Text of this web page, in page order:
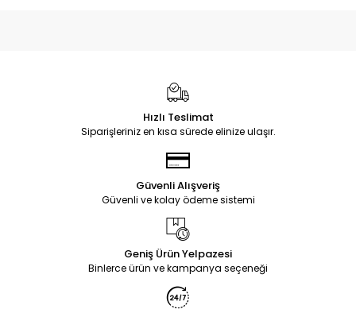
Hızlı Teslimat
Siparişleriniz en kısa sürede elinize ulaşır.
Güvenli Alışveriş
Güvenli ve kolay ödeme sistemi
Geniş Ürün Yelpazesi
Binlerce ürün ve kampanya seçeneği